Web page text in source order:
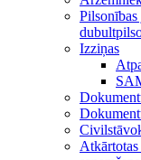
Pilsonības
Izziņas
Atkārtotas